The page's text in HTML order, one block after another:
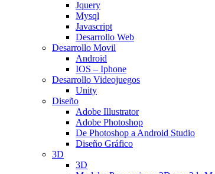
Jquery
Mysql
Javascript
Desarrollo Web
Desarrollo Movil
Android
IOS – Iphone
Desarrollo Videojuegos
Unity
Diseño
Adobe Illustrator
Adobe Photoshop
De Photoshop a Android Studio
Diseño Gráfico
3D
3D